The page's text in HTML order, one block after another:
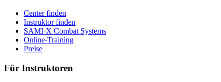
Center finden
Instruktor finden
SAMI-X Combat Systems
Online-Training
Preise
Für Instruktoren